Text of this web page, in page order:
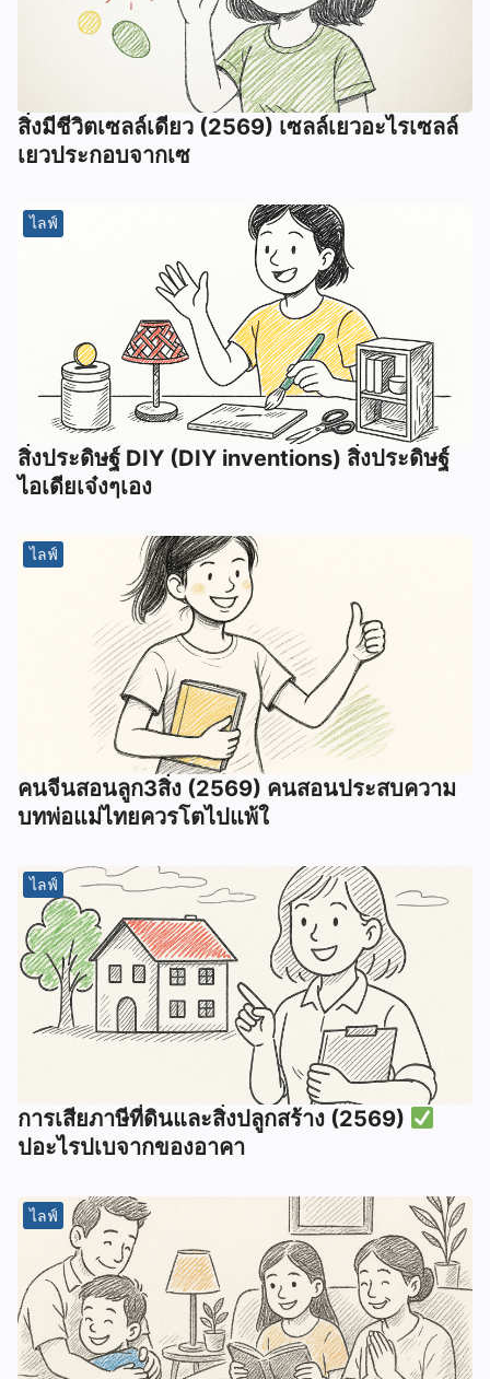
สิ่งมีชีวิตเซลล์เดียว (2569) เซลล์เยวอะไรเซลล์
เยวประกอบจากเซ
ไลฟ์
สิ่งประดิษฐ์ DIY (DIY inventions) สิ่งประดิษฐ์
ไอเดียเจ๋งๆเอง
ไลฟ์
คนจีนสอนลูก3สิ่ง (2569) คนสอนประสบความ
บทพ่อแม่ไทยควรโตไปแพ้ใ
ไลฟ์
การเสียภาษีที่ดินและสิ่งปลูกสร้าง (2569)
ปอะไรปเบจากของอาคา
ไลฟ์